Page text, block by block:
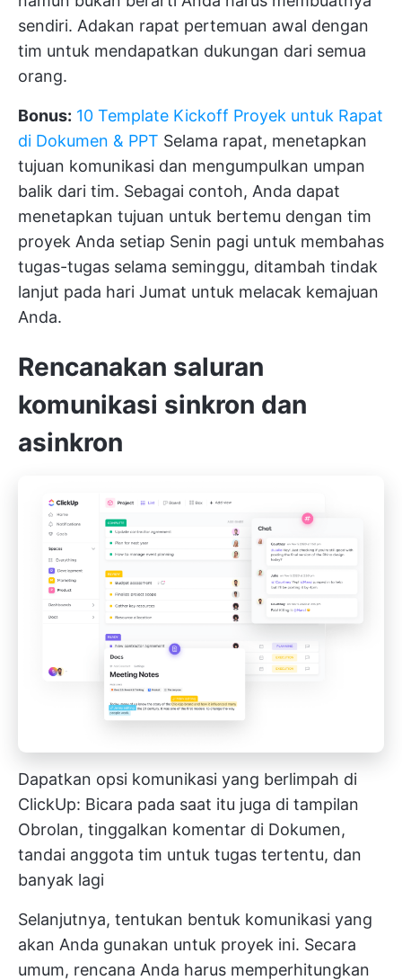
sendiri. Adakan rapat pertemuan awal dengan
tim untuk mendapatkan dukungan dari semua
orang.
Bonus: 10 Template Kickoff Proyek untuk Rapat
di Dokumen & PPT Selama rapat, menetapkan
tujuan komunikasi dan mengumpulkan umpan
balik dari tim. Sebagai contoh, Anda dapat
menetapkan tujuan untuk bertemu dengan tim
proyek Anda setiap Senin pagi untuk membahas
tugas-tugas selama seminggu, ditambah tindak
lanjut pada hari Jumat untuk melacak kemajuan
Anda.
Rencanakan saluran
komunikasi sinkron dan
asinkron
Dapatkan opsi komunikasi yang berlimpah di
ClickUp: Bicara pada saat itu juga di tampilan
Obrolan, tinggalkan komentar di Dokumen,
tandai anggota tim untuk tugas tertentu, dan
banyak lagi
Selanjutnya, tentukan bentuk komunikasi yang
akan Anda gunakan untuk proyek ini. Secara
umum, rencana Anda harus memperhitungkan